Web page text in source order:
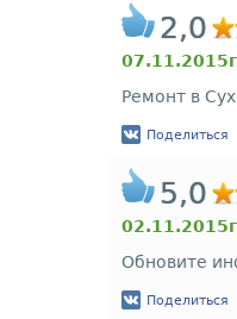
2,0
Ремонт в
Поделиться
5,0
Обновите
Поделиться